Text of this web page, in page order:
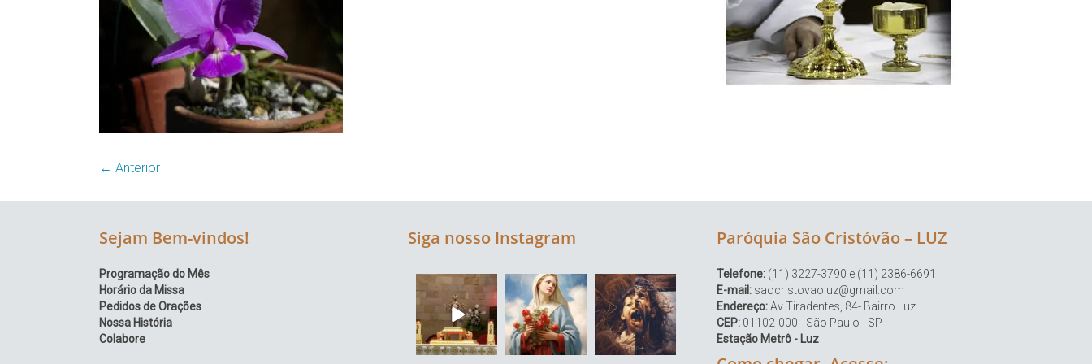
Região
Episcopal
Setor
Retiro
← Anterior
Sejam Bem-vindos!
Programação do Mês
Horário da Missa
Pedidos de Orações
Nossa História
Colabore
Siga nosso Instagram Paróquia São Cristóvão – LUZ
Telefone: (11) 3227-3790 e (11) 2386-6691
E-mail: saocristovaoluz@gmail.com
Endereço:Av Tiradentes, 84- Bairro Luz
CEP: 01102-000 - São Paulo - SP
Estação Metrô - Luz